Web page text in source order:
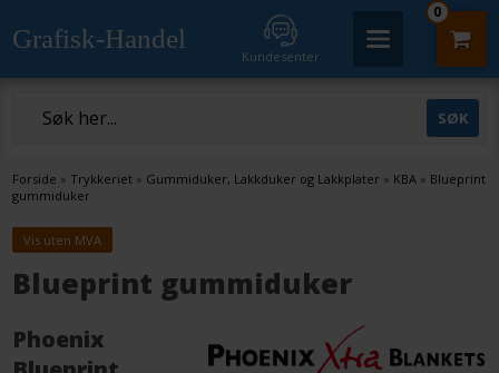
Grafisk-Handel
Kundesenter
0
Forside » Trykkeriet » Gummiduker, Lakkduker og Lakkplater » KBA » Blueprint
gummiduker
Vis uten MVA
Blueprint gummiduker
Phoenix